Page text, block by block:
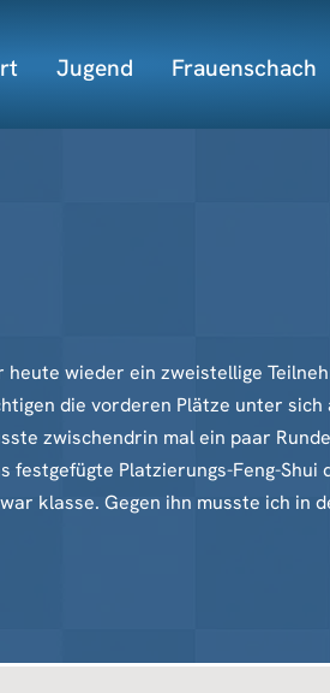
Jugend Frauenschach
wieder ein zweistellige
die vorderen Plätze unter
zwischendrin mal ein paar
Platzierungs-Feng-
klasse. Gegen ihn musste ich in